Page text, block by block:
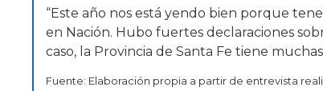
“Este año nos está yendo bien porque
en Nación. Hubo fuertes declaraciones
caso, la Provincia de Santa Fe tiene
Fuente: Elaboración propia a partir de entrevista